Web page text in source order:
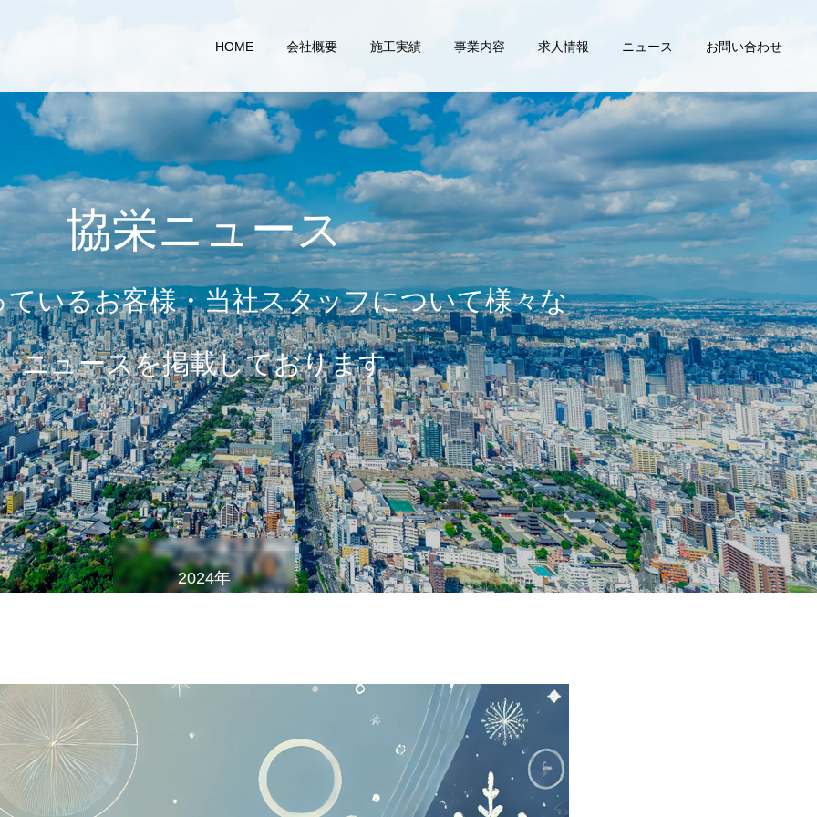
HOME 会社概要 施工実績 事業内容 求人情報 ニュース お問い合わせ
協栄ニュース
いるお客様・当社スタッフについて様々な
ニュースを掲載しております
2024年